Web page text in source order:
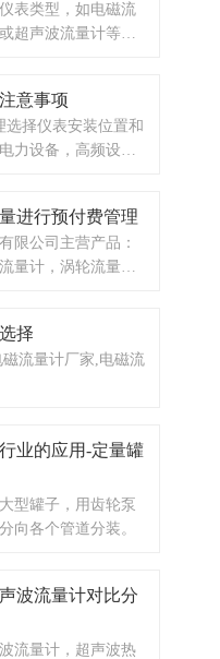
壁的低流速混合。
变得"
表类型，如电磁流
超声波流量计等，
意事项
选择仪表安装位置和
设备，高频设
流量计上下要有必
感器设备点的上
个90。弯头，则：
进行预付费管理
限公司主营产品：
量计，涡轮流量
量表，差压式仪
监测设备，压力仪
自动化项目。
择
流量计厂家,电磁流
业的应用-定量罐
型罐子，用齿轮泵
向各个管道分装。
波流量计对比分
流量计，超声波热